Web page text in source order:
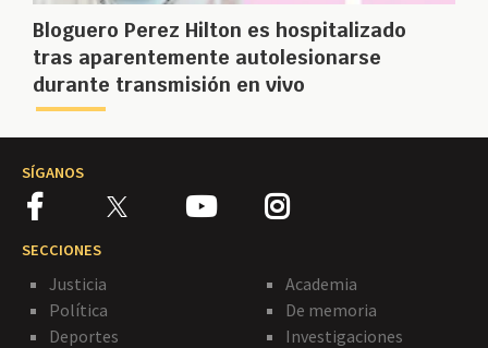
Bloguero Perez Hilton es hospitalizado
tras aparentemente autolesionarse
durante transmisión en vivo
SÍGANOS
SECCIONES
Justicia
Política
Deportes
Academia
De memoria
Investigaciones